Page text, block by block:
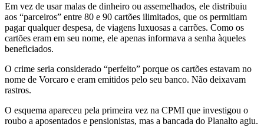
Em vez de usar malas de dinheiro ou assemelhados, ele distribuiu
aos “parceiros” entre 80 e 90 cartões ilimitados, que os permitiam
pagar qualquer despesa, de viagens luxuosas a carrões. Como os
cartões eram em seu nome, ele apenas informava a senha àqueles
beneficiados.
O crime seria considerado “perfeito” porque os cartões estavam no
nome de Vorcaro e eram emitidos pelo seu banco. Não deixavam
rastros.
O esquema apareceu pela primeira vez na CPMI que investigou o
roubo a aposentados e pensionistas, mas a bancada do Planalto agiu.